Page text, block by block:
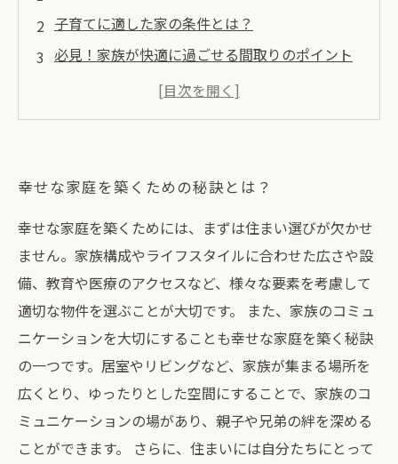
子育てに適した家の条件とは？
必見！家族が快適に過ごせる間取りのポイント
子供に優しい家づくりのアイデア
世界で幸福度が高い家族が実践する暮らし方と
幸せな家庭を築くための秘訣とは？
幸せな家庭を築くためには、まずは住まい選びが欠かせ
ません。家族構成やライフスタイルに合わせた広さや設
備、教育や医療のアクセスなど、様々な要素を考慮して
適切な物件を選ぶことが大切です。 また、家族のコミュ
ニケーションを大切にすることも幸せな家庭を築く秘訣
の一つです。居室やリビングなど、家族が集まる場所を
広くとり、ゆったりとした空間にすることで、家族のコ
ミュニケーションの場があり、親子や兄弟の絆を深める
ことができます。 さらに、住まいには自分たちにとって